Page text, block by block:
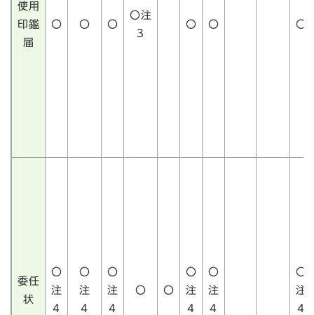
使用
印鑑
届
〇 〇 〇
〇注
3
〇 〇 〇
委任
状
〇
注
4
〇
注
4
〇
注
4
〇 〇
〇
注
4
〇
注
4
〇
注
4